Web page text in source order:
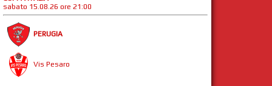
sabato 15.08.26 ore 21:00
PERUGIA
Vis Pesaro